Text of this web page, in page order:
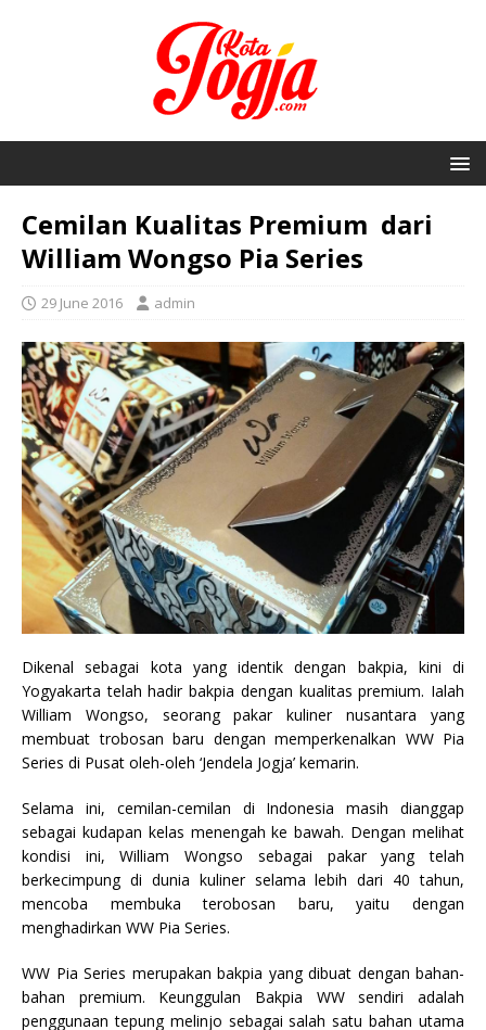
Cemilan Kualitas Premium dari
William Wongso Pia Series
29 June 2016 admin
Dikenal sebagai kota yang identik dengan bakpia, kini di
Yogyakarta telah hadir bakpia dengan kualitas premium. Ialah
William Wongso, seorang pakar kuliner nusantara yang
membuat trobosan baru dengan memperkenalkan WW Pia
Series di Pusat oleh-oleh ‘Jendela Jogja’ kemarin.
Selama ini, cemilan-cemilan di Indonesia masih dianggap
sebagai kudapan kelas menengah ke bawah. Dengan melihat
kondisi ini, William Wongso sebagai pakar yang telah
berkecimpung di dunia kuliner selama lebih dari 40 tahun,
mencoba membuka terobosan baru, yaitu dengan
menghadirkan WW Pia Series.
WW Pia Series merupakan bakpia yang dibuat dengan bahan-
bahan premium. Keunggulan Bakpia WW sendiri adalah
penggunaan tepung melinjo sebagai salah satu bahan utama